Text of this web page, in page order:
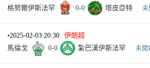
格努爾伊斯法罕
0-0 塔皮亞特 未
•2025-02-03 20:30
伊朗超
馬倫戈
0-0 紮巴漢伊斯法罕 未開